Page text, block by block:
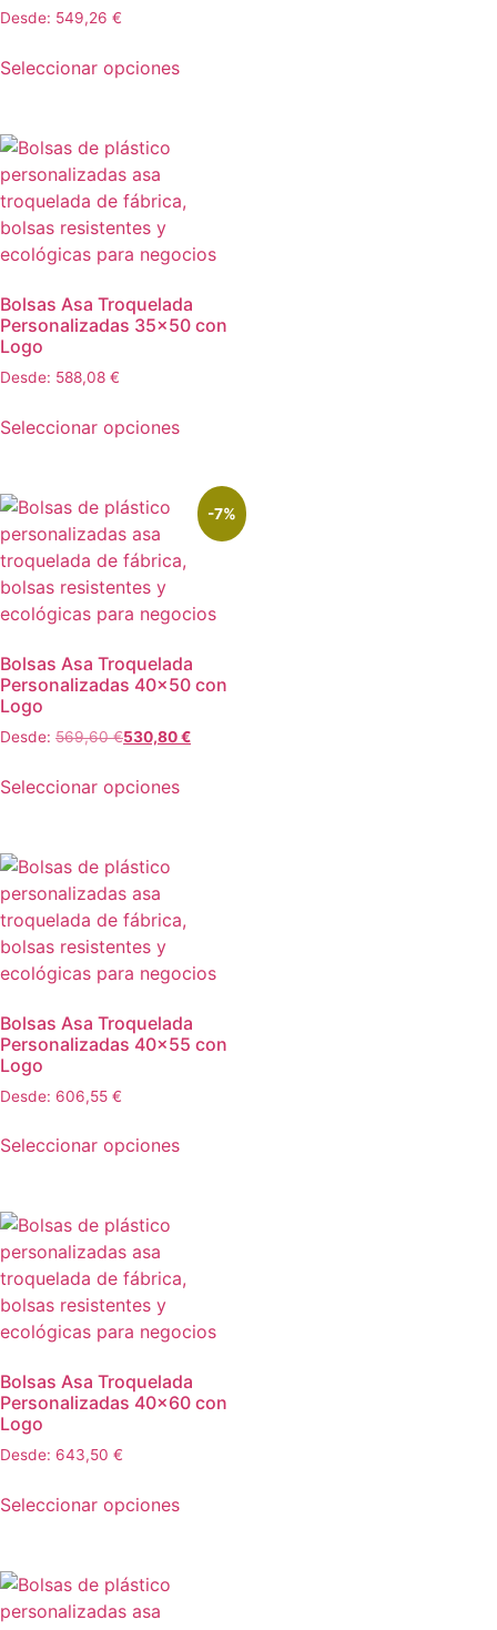
Desde: 549,26 €
Seleccionar opciones
Bolsas Asa Troquelada
Personalizadas 35×50 con
Logo
Desde: 588,08 €
Seleccionar opciones
-7%
Bolsas Asa Troquelada
Personalizadas 40×50 con
Logo
Desde: 569,60€530,80€
Seleccionar opciones
Bolsas Asa Troquelada
Personalizadas 40×55 con
Logo
Desde: 606,55 €
Seleccionar opciones
Bolsas Asa Troquelada
Personalizadas 40×60 con
Logo
Desde: 643,50 €
Seleccionar opciones